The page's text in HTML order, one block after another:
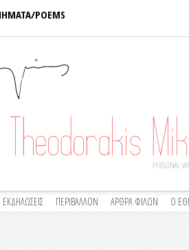
POEMS
ΕΚΔΗΛΩΣΕΙΣ ΠΕΡΙΒΑΛΛΟΝ ΑΡΘΡΑ ΦΙΛΩΝ Ο